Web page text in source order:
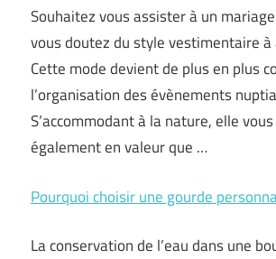
Souhaitez vous assister à un
vous doutez du style vestimentaire à
Cette mode devient de plus en plus
l’organisation des évènements
S’accommodant à la nature, elle
également en valeur que …
Pourquoi choisir une gourde
La conservation de l’eau dans une